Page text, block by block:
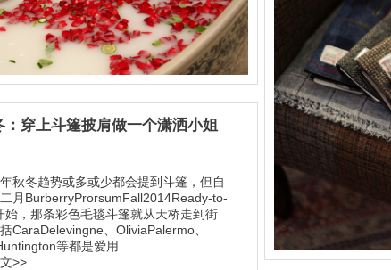
：穿上斗篷披肩做一个潇洒小姐
秋冬趋势或多或少都会提到斗篷，但自
月BurberryProrsumFall2014Ready-to-
始，那条彩色毛毯斗篷就从天桥走到街
CaraDelevingne、OliviaPalermo、
等都是爱用...
>>